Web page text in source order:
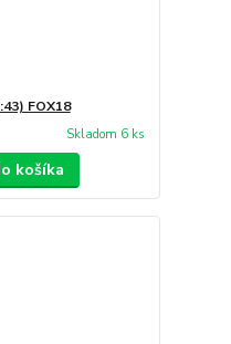
FOX18
Skladom 6 ks
košíka